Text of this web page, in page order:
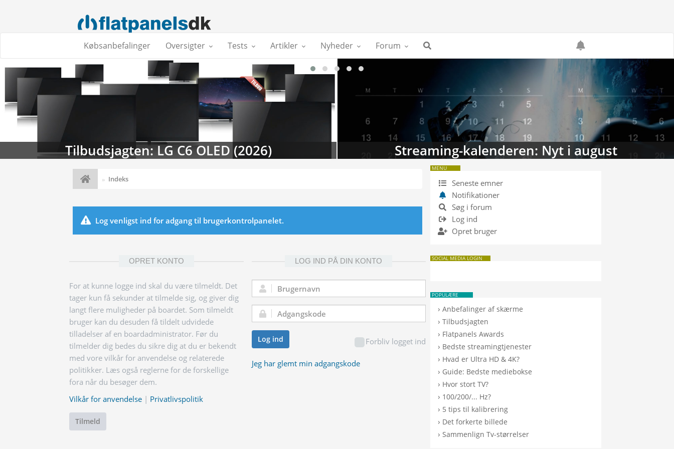
Købsanbefalinger Oversigter Tests Artikler Nyheder Forum
Tilbudsjagten: LG C6 OLED (2026) Streaming-kalenderen: Nyt i august
Indeks
Log venligst ind for adgang til brugerkontrolpanelet.
OPRET KONTO
For at kunne logge ind skal du være tilmeldt. Det
tager kun få sekunder at tilmelde sig, og giver dig
langt flere muligheder på boardet. Som tilmeldt
bruger kan du desuden få tildelt udvidede
tilladelser af en boardadministrator. Før du
tilmelder dig bedes du sikre dig at du er bekendt
med vore vilkår for anvendelse og relaterede
politikker. Læs også reglerne for de forskellige
fora når du besøger dem.
Vilkår for anvendelse | Privatlivspolitik
Tilmeld
LOG IND PÅ DIN KONTO
Brugernavn:
Adgangskode:
Forbliv logget ind
Log ind
Jeg har glemt min adgangskode
MENU
Seneste emner
Notifikationer
Søg i forum
Log ind
Opret bruger
SOCIAL MEDIA LOGIN
POPULÆRE
›Anbefalinger af skærme
›Tilbudsjagten
› Flatpanels Awards
› Bedste streamingtjenester
› Hvad er Ultra HD & 4K?
› Guide: Bedste mediebokse
› Hvor stort TV?
› 100/200/... Hz?
› 5 tips til kalibrering
› Det forkerte billede
›Sammenlign Tv-størrelser